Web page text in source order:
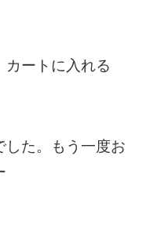
カートに入れる
した。もう一度お